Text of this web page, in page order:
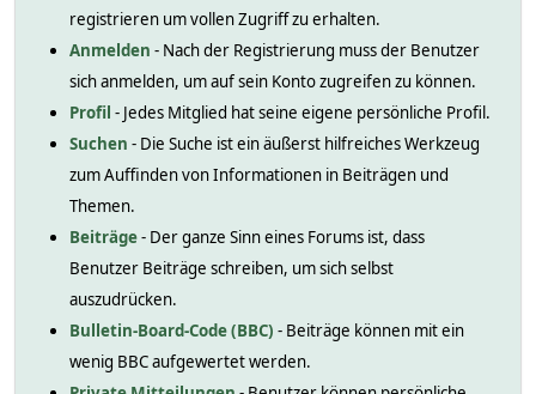
registrieren um vollen Zugriff zu erhalten.
Anmelden - Nach der Registrierung muss der Benutzer
sich anmelden, um auf sein Konto zugreifen zu können.
Profil - Jedes Mitglied hat seine eigene persönliche Profil.
Suchen - Die Suche ist ein äußerst hilfreiches Werkzeug
zum Auffinden von Informationen in Beiträgen und
Themen.
Beiträge- Der ganze Sinn eines Forums ist, dass
Benutzer Beiträge schreiben, um sich selbst
auszudrücken.
Bulletin-Board-Code (BBC) - Beiträge können mit ein
wenig BBC aufgewertet werden.